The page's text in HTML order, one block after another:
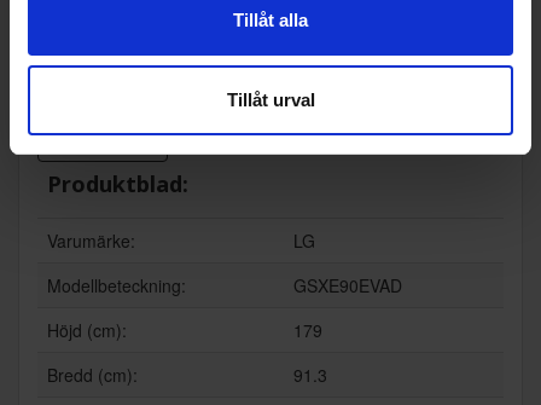
Tillåt alla
Tillåt urval
Specifikationer
Datablad
Produktblad:
Varumärke:
LG
Modellbeteckning:
GSXE90EVAD
Höjd (cm):
179
Bredd (cm):
91.3